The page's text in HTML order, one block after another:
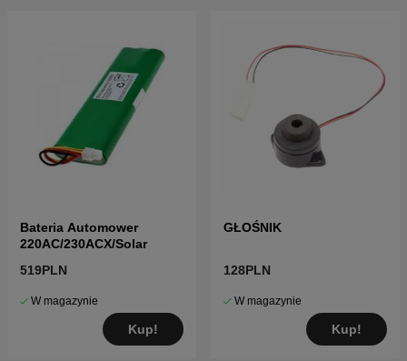
Bateria Automower
220AC/230ACX/Solar
519PLN
W magazynie
Kup!
GŁOŚNIK
128PLN
W magazynie
Kup!